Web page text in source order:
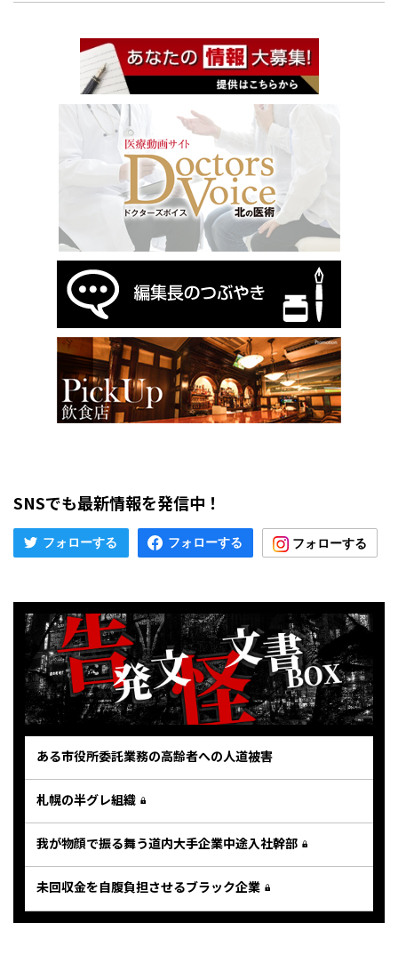
SNSでも最新情報を発信中！
ある市役所委託業務の高齢者への人道被害
札幌の半グレ組織
我が物顔で振る舞う道内大手企業中途入社幹部
未回収金を自腹負担させるブラック企業